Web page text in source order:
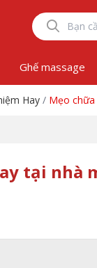
Ghế massage
Hay / Mẹo chữa
tại nhà